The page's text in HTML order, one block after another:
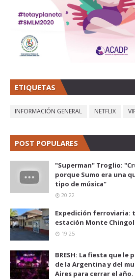
ETIQUETAS
INFORMACIÓN GENERAL NETFLIX
POST POPULARES
"Superman" Troglio:
porque Sumo era una
tipo de música"
20:22
Expedición ferroviaria:
estación Monte
19:25
BRESH: La fiesta que
de la Argentina y del
Aires para cerrar el año.